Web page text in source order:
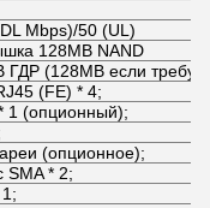
Mbps)/50 (UL)
128MB NAND
ГДР (128MB если
(FE) * 4;
1 (опционный);
(опционное);
SMA * 2;